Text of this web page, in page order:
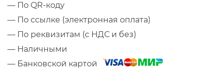
— По QR-коду
— По ссылке (электронная оплата)
— По реквизитам (с НДС и без)
— Наличными
— Банковской картой